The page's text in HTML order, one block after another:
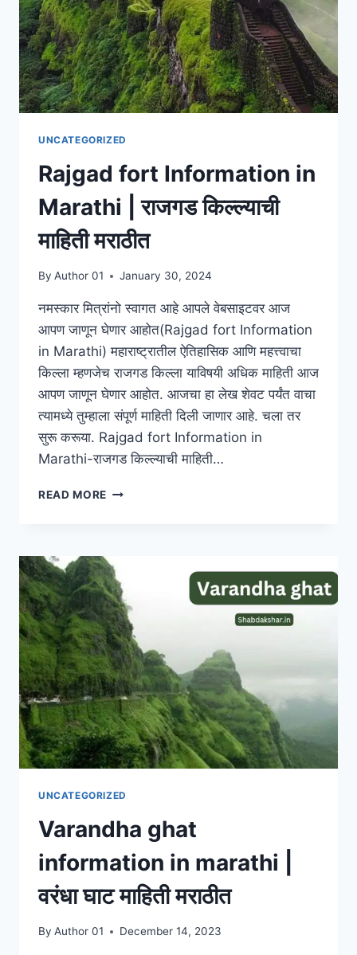
UNCATEGORIZED
Rajgad fort Information in
Marathi | राजगड किल्ल्याची
माहिती मराठीत
By Author 01 January 30, 2024
नमस्कार मित्रांनो स्वागत आहे आपले वेबसाइटवर आज
आपण जाणून घेणार आहोत(Rajgad fort Information
in Marathi) महाराष्ट्रातील ऐतिहासिक आणि महत्त्वाचा
किल्ला म्हणजेच राजगड किल्ला याविषयी अधिक माहिती आज
आपण जाणून घेणार आहोत. आजचा हा लेख शेवट पर्यंत वाचा
त्यामध्ये तुम्हाला संपूर्ण माहिती दिली जाणार आहे. चला तर
सुरू करूया. Rajgad fort Information in
Marathi-राजगड किल्ल्याची माहिती…
READ MORE RAJGAD
MARATHI
|
राजगड
किल्ल्याची
माहिती
मराठीत
UNCATEGORIZED
Varandha ghat
information in marathi |
वरंधा घाट माहिती मराठीत
By Author 01 December 14, 2023